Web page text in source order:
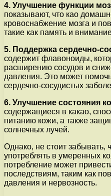
4. Улучшение функции
показывают, что као
кровоснабжение мозга и
такие как память и
5. Поддержка сердечно-
содержит флавоноиды,
расширению сосудов и
давления. Это может
сердечно-сосудистых
6. Улучшение состояния
содержащиеся в какао,
питанию кожи, а также
солнечных лучей.
Однако, не стоит
употреблять в умеренных
потребление может
последствиям, таким как
давления и нервозность.